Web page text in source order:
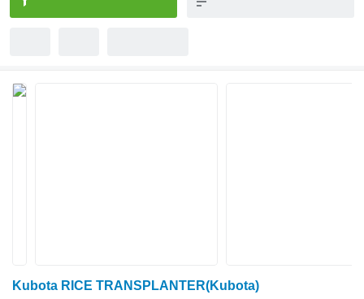
Kubota RICE TRANSPLANTER(Kubota)